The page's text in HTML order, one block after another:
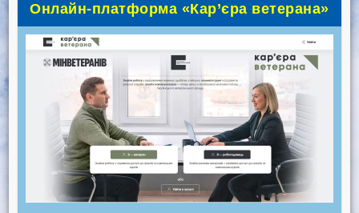
Онлайн-платформа «Кар’єра ветерана»